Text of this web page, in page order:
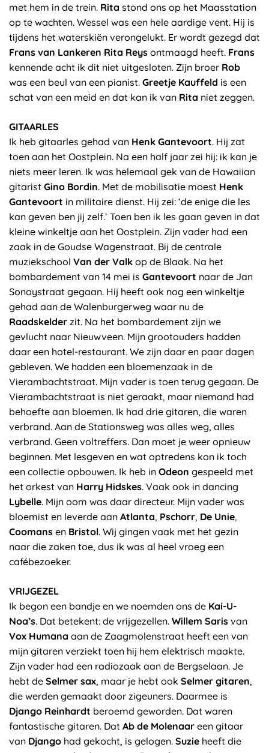
met hem in de trein. Rita stond ons op het Maasstation
op te wachten. Wessel was een hele aardige vent. Hij is
tijdens het waterskiën verongelukt. Er wordt gezegd dat
Frans van Lankeren Rita Reys ontmaagd heeft. Frans
kennende acht ik dit niet uitgesloten. Zijn broer Rob
was een beul van een pianist. Greetje Kauffeld is een
schat van een meid en dat kan ik van Rita niet zeggen.
GITAARLES
Ik heb gitaarles gehad van Henk Gantevoort. Hij zat
toen aan het Oostplein. Na een half jaar zei hij: ik kan je
niets meer leren. Ik was helemaal gek van de Hawaiian
gitarist Gino Bordin. Met de mobilisatie moest Henk
Gantevoort in militaire dienst. Hij zei: ‘de enige die les
kan geven ben jij zelf.’ Toen ben ik les gaan geven in dat
kleine winkeltje aan het Oostplein. Zijn vader had een
zaak in de Goudse Wagenstraat. Bij de centrale
muziekschool Van der Valk op de Blaak. Na het
bombardement van 14 mei is Gantevoort naar de Jan
Sonoystraat gegaan. Hij heeft ook nog een winkeltje
gehad aan de Walenburgerweg waar nu de
Raadskelder zit. Na het bombardement zijn we
gevlucht naar Nieuwveen. Mijn grootouders hadden
daar een hotel-restaurant. We zijn daar en paar dagen
gebleven. We hadden een bloemenzaak in de
Vierambachtstraat. Mijn vader is toen terug gegaan. De
Vierambachtstraat is niet geraakt, maar niemand had
behoefte aan bloemen. Ik had drie gitaren, die waren
verbrand. Aan de Stationsweg was alles weg, alles
verbrand. Geen voltreffers. Dan moet je weer opnieuw
beginnen. Met lesgeven en wat optredens kon ik toch
een collectie opbouwen. Ik heb in Odeon gespeeld met
het orkest van Harry Hidskes. Vaak ook in dancing
Lybelle. Mijn oom was daar directeur. Mijn vader was
bloemist en leverde aan Atlanta, Pschorr, De Unie,
Coomans en Bristol. Wij gingen vaak met het gezin
naar die zaken toe, dus ik was al heel vroeg een
cafébezoeker.
VRIJGEZEL
Ik begon een bandje en we noemden ons de Kai-U-
Noa’s. Dat betekent: de vrijgezellen. Willem Saris van
Vox Humana aan de Zaagmolenstraat heeft een van
mijn gitaren verziekt toen hij hem elektrisch maakte.
Zijn vader had een radiozaak aan de Bergselaan. Je
hebt de Selmer sax, maar je hebt ook Selmer gitaren,
die werden gemaakt door zigeuners. Daarmee is
Django Reinhardt beroemd geworden. Dat waren
fantastische gitaren. Dat Ab de Molenaar een gitaar
van Django had gekocht, is gelogen. Suzie heeft die